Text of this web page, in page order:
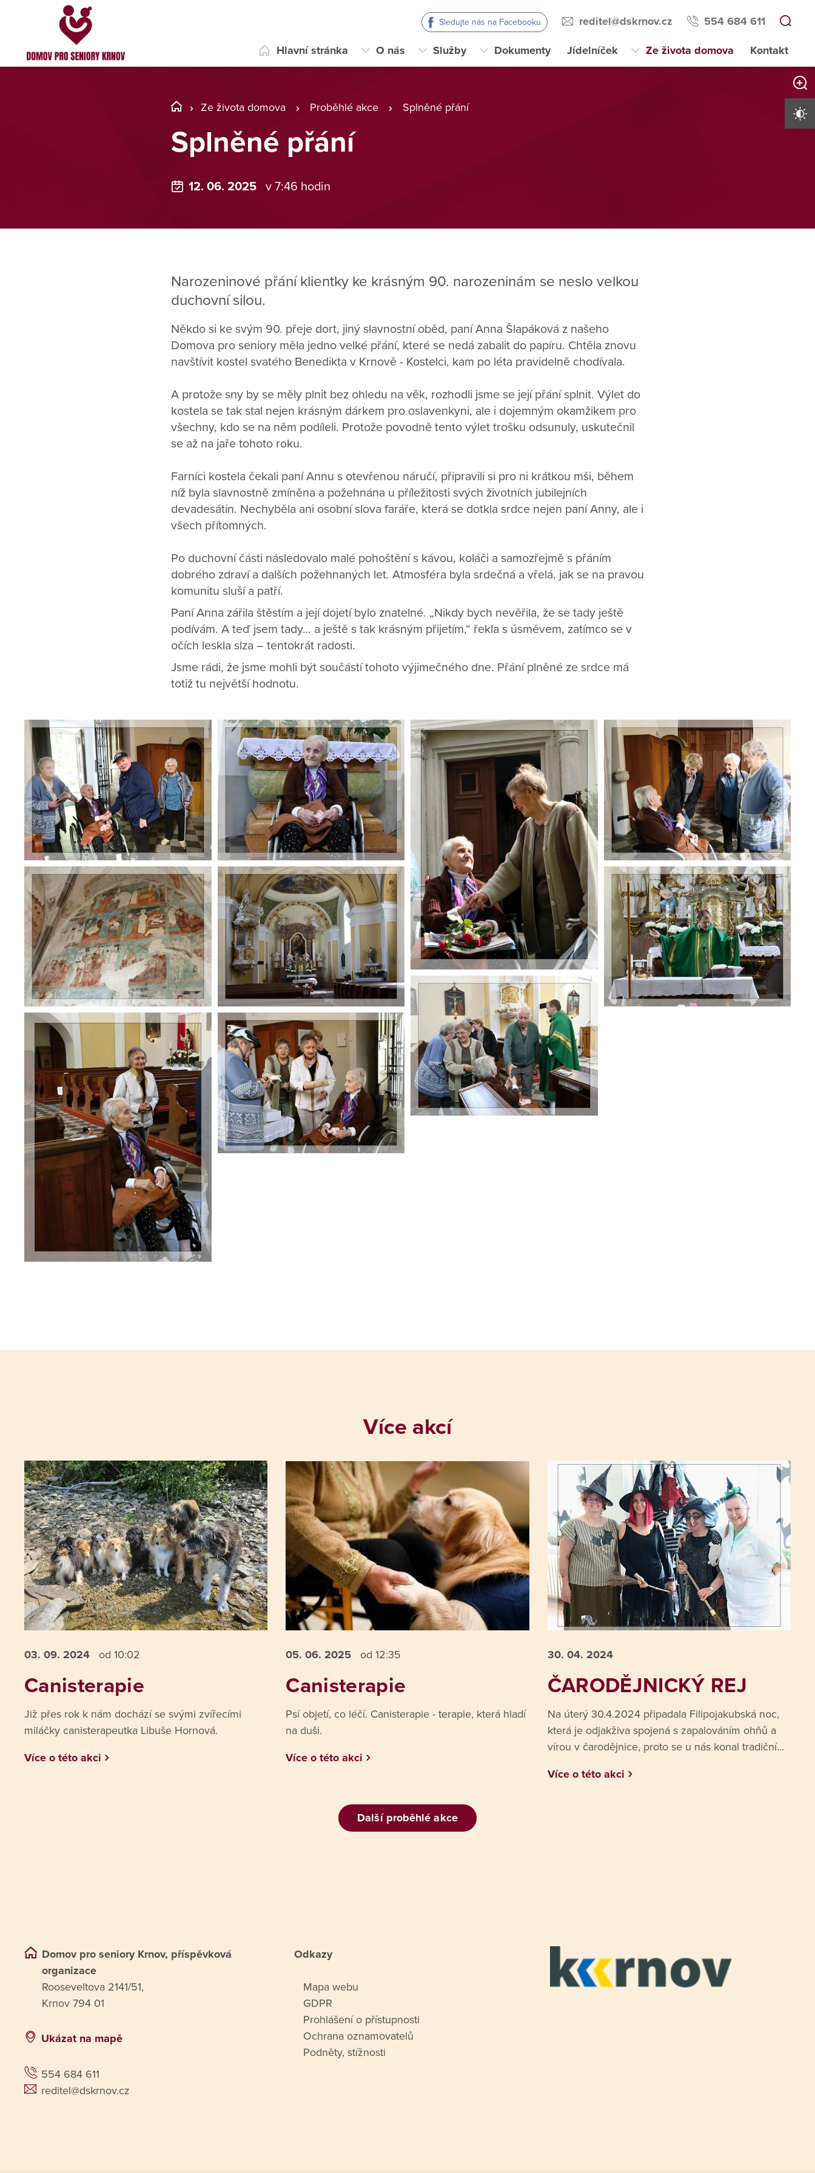
Sledujte nás na Facebooku reditel@dskrnov.cz 554 684 611
Hlavní stránka O nás Služby Dokumenty Jídelníček Ze života domova Kontakt
Ze života domova Proběhlé akce Splněné přání
Splněné přání
12. 06. 2025 v 7:46 hodin
Narozeninové přání klientky ke krásným 90. narozeninám se neslo velkou
duchovní silou.
Někdo si ke svým 90. přeje dort, jiný slavnostní oběd, paní Anna Šlapáková z našeho
Domova pro seniory měla jedno velké přání, které se nedá zabalit do papíru. Chtěla znovu
navštívit kostel svatého Benedikta v Krnově - Kostelci, kam po léta pravidelně chodívala.
A protože sny by se měly plnit bez ohledu na věk, rozhodli jsme se její přání splnit. Výlet do
kostela se tak stal nejen krásným dárkem pro oslavenkyni, ale i dojemným okamžikem pro
všechny, kdo se na něm podíleli. Protože povodně tento výlet trošku odsunuly, uskutečnil
se až na jaře tohoto roku.
Farníci kostela čekali paní Annu s otevřenou náručí, připravili si pro ni krátkou mši, během
níž byla slavnostně zmíněna a požehnána u příležitosti svých životních jubilejních
devadesátin. Nechyběla ani osobní slova faráře, která se dotkla srdce nejen paní Anny, ale i
všech přítomných.
Po duchovní části následovalo malé pohoštění s kávou, koláči a samozřejmě s přáním
dobrého zdraví a dalších požehnaných let. Atmosféra byla srdečná a vřelá, jak se na pravou
komunitu sluší a patří.
Paní Anna zářila štěstím a její dojetí bylo znatelné. „Nikdy bych nevěřila, že se tady ještě
podívám. A teď jsem tady… a ještě s tak krásným přijetím,“ řekla s úsměvem, zatímco se v
očích leskla slza – tentokrát radosti.
Jsme rádi, že jsme mohli být součástí tohoto výjimečného dne. Přání plněné ze srdce má
totiž tu největší hodnotu.
Více akcí
03. 09. 2024 od 10:02
Canisterapie
Již přes rok k nám dochází se svými zvířecími
miláčky canisterapeutka Libuše Hornová.
Více o této akci
05. 06.2025 od 12:35
Canisterapie
Psí objetí, co léčí. Canisterapie - terapie, která hladí
na duši.
Více o této akci
30. 04. 2024
ČARODĚJNICKÝ REJ
Na úterý 30.4.2024 připadala Filipojakubská noc,
která je odjakživa spojená s zapalováním ohňů a
vírou v čarodějnice, proto se u nás konal tradiční...
Více o této akci
Další proběhlé akce
Domov pro seniory Krnov, příspěvková
organizace
Rooseveltova 2141/51,
Krnov 794 01
Ukázat na mapě
554 684 611
reditel@dskrnov.cz
Odkazy
Mapa webu
GDPR
Prohlášení o přístupnosti
Ochrana oznamovatelů
Podněty, stížnosti